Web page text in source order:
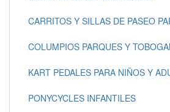
CARRITOS Y SILLAS DE PASEO
COLUMPIOS PARQUES Y
KART PEDALES PARA NIÑOS Y
PONYCYCLES INFANTILES